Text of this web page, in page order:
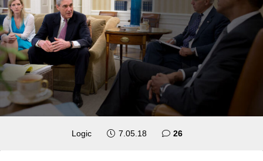
Logic 7.05.18 26komentara